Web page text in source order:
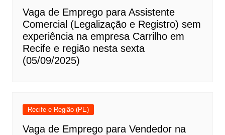
Vaga de Emprego para Assistente
Comercial (Legalização e Registro) sem
experiência na empresa Carrilho em
Recife e região nesta sexta
(05/09/2025)
Recife e Região (PE)
Vaga de Emprego para Vendedor na